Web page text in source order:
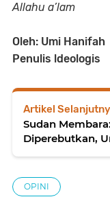
Allahu a’lam
Oleh: Umi Hanifah
Penulis ldeologis
Artikel
Sudan
Diperebutkan,
OPINI